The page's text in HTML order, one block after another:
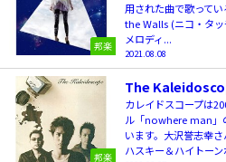
邦楽
用された曲で歌って
the Walls (ニコ・タ
メロディ...
2021.08.08
邦楽
The
カレイドスコープは
ル「nowhere man」
います。大沢誉志幸
ハスキー＆ハイトーン